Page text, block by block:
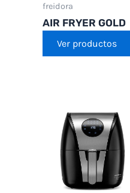
freidora
AIR FRYER GOLD
Ver productos